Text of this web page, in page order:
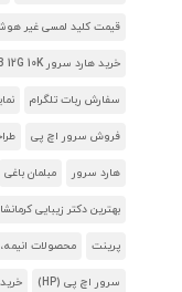
قیمت کلید لمسی غیر
خرید هارد سرور HP 1.8TB 12G 10K
سفارش ربات تلگرام
فروش سرور اچ پی
هارد سرور مبلمان باغی
بهترین دکتر زیبایی
پرینت محصولات
سرور اچ پی (HP)